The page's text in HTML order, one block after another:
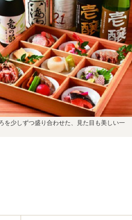
を少しずつ盛り合わせた、見た目も美しい一